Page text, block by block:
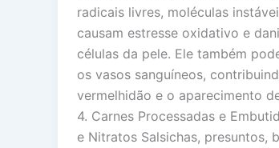
radicais livres, moléculas
causam estresse oxidativo e
células da pele. Ele também
os vasos sanguíneos,
vermelhidão e o aparecimento
4. Carnes Processadas e
e Nitratos Salsichas, presuntos,